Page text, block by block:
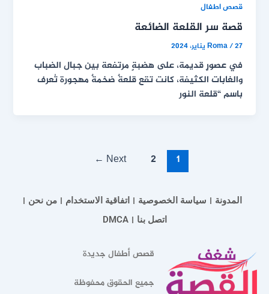
قصص اطفال
قصة سر القلعة الضائعة
Roma/27 يناير، 2024
في عصورٍ قديمة، على هضبةٍ مرتفعة بين جبال الضباب
والغابات الكثيفة، كانت تقع قلعةٌ ضخمةٌ مهجورة تُعرف
باسم “قلعة النور
1
2
Next
←
المدونة سياسة الخصوصية اتفاقية الاستخدام
من نحن
اتصل بنا
DMCA
قصص أطفال جديدة
جميع الحقوق محفوظة